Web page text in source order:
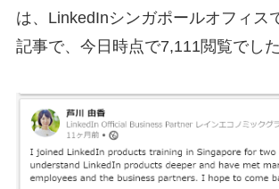
は、LinkedInシンガポールオフィス
記事で、今日時点で7,111閲覧でした